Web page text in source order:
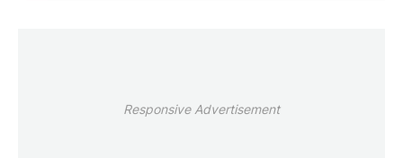
Responsive Advertisement